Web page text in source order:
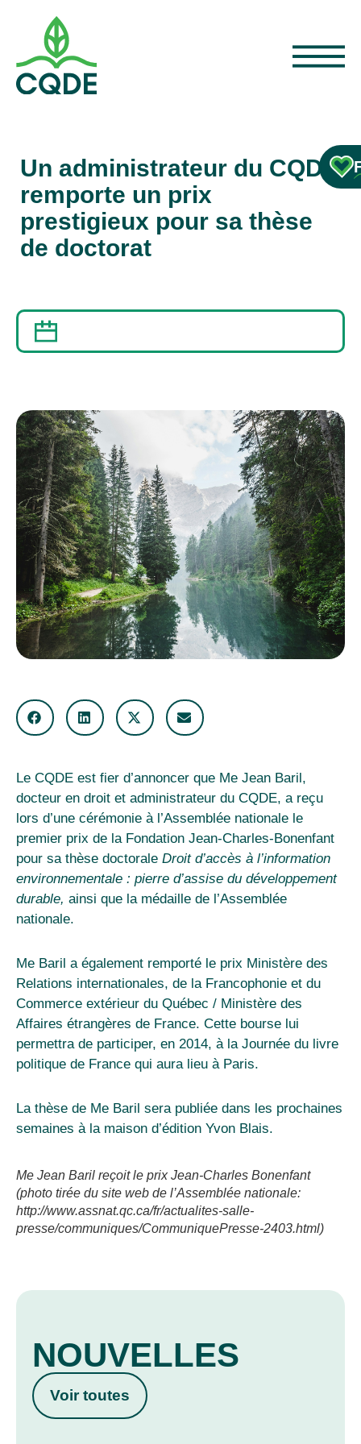
Un administrateur du CQDE
remporte un prix
prestigieux pour sa thèse
de doctorat
Le CQDE est fier d’annoncer que Me Jean Baril,
docteur en droit et administrateur du CQDE, a reçu
lors d’une cérémonie à l’Assemblée nationale le
premier prix de la Fondation Jean-Charles-Bonenfant
pour sa thèse doctorale Droit d’accès à l’information
environnementale : pierre d’assise du développement
durable, ainsi que la médaille de l’Assemblée
nationale.
Me Baril a également remporté le prix Ministère des
Relations internationales, de la Francophonie et du
Commerce extérieur du Québec / Ministère des
Affaires étrangères de France. Cette bourse lui
permettra de participer, en 2014, à la Journée du livre
politique de France qui aura lieu à Paris.
La thèse de Me Baril sera publiée dans les prochaines
semaines à la maison d’édition Yvon Blais.
Me Jean Baril reçoit le prix Jean-Charles Bonenfant
(photo tirée du site web de l’Assemblée nationale:
http://www.assnat.qc.ca/fr/actualites-salle-
presse/communiques/CommuniquePresse-2403.html)
NOUVELLES
Voir toutes